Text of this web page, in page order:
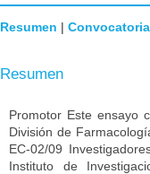
Resumen | Convocatoria
Resumen
Promotor Este ensayo
División de
EC-02/09
Instituto de